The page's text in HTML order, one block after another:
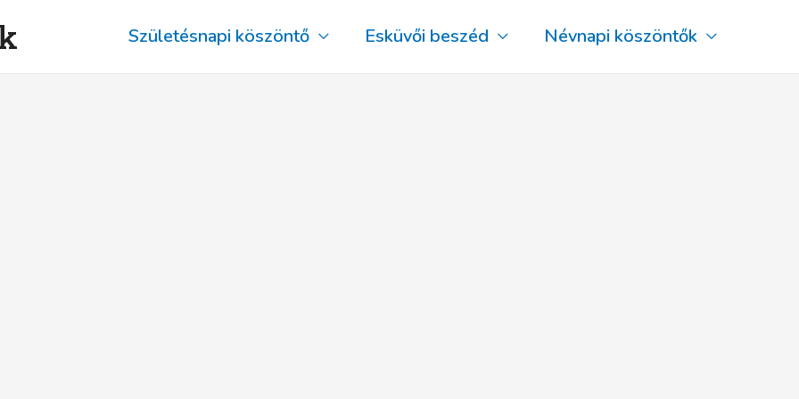
Születésnapi köszöntő Esküvői beszéd Névnapi köszöntők